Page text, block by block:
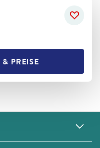
PREISE